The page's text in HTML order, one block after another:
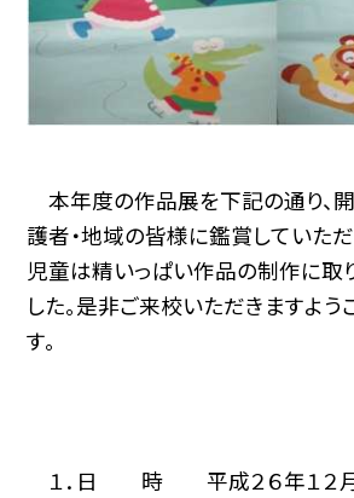
本年度の作品展を下記の通り、開
護者・地域の皆様に鑑賞していた
児童は精いっぱい作品の制作に取
した。是非ご来校いただきますよ
す。
１．日 時 平成２６年１２月１